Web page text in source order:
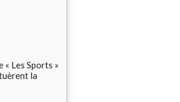
Les Sports »
la